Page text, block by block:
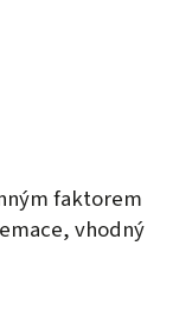
faktorem
vhodný